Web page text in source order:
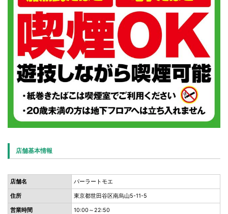
店舗基本情報
店舗名 パーラートモエ
住所 東京都世田谷区南烏山5-11-5
営業時間 10:00～22:50